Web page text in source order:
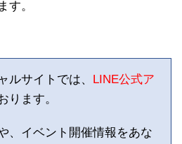
す。
ルサイトでは、 LINE公式ア
ります。
、イベント開催情報をあな